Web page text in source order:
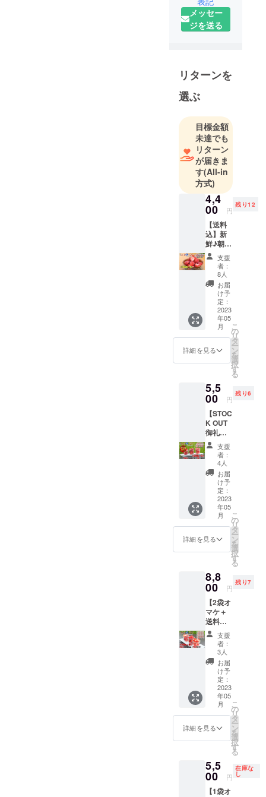
おります。
こだわりの
薬・減化学
肥料）を目
指しており
ます。
一生懸命
作った苺を
皆さんに食
べていただ
きたく、ぜ
ひ、ご支援
をよろしく
お願いいた
します。
メッセー
ジを送る
リターンを
選ぶ
目標金額
未達でも
リターン
が届きま
す(All-in
方式)
4,4
00 円
残り12
【送料
込】新
鮮♪朝摘
み冷凍
あま凍
おう約
300g×4
袋 朝摘
みした
新鮮な
あまお
うをク
イック
フリー
ジング
しまし
空冷凍
で､美味
しさそ
のまま♪
商品情
報：冷
凍あま
おう(約
300g)×
4袋 原
産地：
福岡県
産 内容
(1袋)：
福岡県
産真空
冷凍あ
限：冷
凍で製
造より
半年、
解凍後
は、お
早めに
お召し
上がり
下さ
い。 保
存方
法：
18℃以
下の冷
凍庫で
保存し
も半年
以内に
お召し
上がり
支援
者：
8人
お届
け予
定：
2023
年05
月
詳細を見る
こ
の
リ
タ
ー
ン
を
選
択
す
る
5,5
00 円
残り6
【STOC
K OUT
御礼＆
リター
ン追
加】5月
上～中
旬発送
予定
【1袋オ
マケ＋
送料
込】新
鮮♪朝摘
み冷凍
あま凍
300g×6
袋 5袋
のリ
ターン
金額
で、も
う1袋オ
マケで
ご提供♪
獲れた
その日
のうち
に真空
冷凍し
て､美味
しさそ
のまま♪
おう(約
300g)×
6袋 原
産地：
支援
者：
4人
お届
け予
定：
2023
年05
月
詳細を見る
こ
の
リ
タ
ー
ン
を
選
択
す
る
8,8
00 円
残り7
【2袋オ
マケ＋
送料
込】新
鮮♪朝摘
み冷凍
あま凍
おう約
300g×1
0袋 8袋
のリ
ターン
金額
で、も
う2袋オ
マケで
獲れた
その日
のうち
に真空
支援
者：
3人
お届
け予
定：
2023
年05
月
詳細を見る
こ
の
リ
タ
ー
ン
を
選
択
す
る
5,5
00 円
在庫な
し
【1袋オ